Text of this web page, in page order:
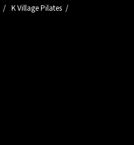
K Village Pilates